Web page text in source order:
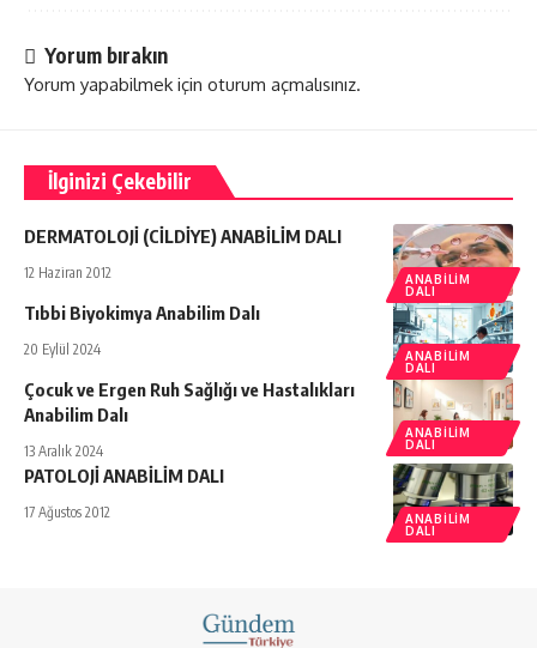
Yorum bırakın
Yorum yapabilmek için oturum açmalısınız.
İlginizi Çekebilir
ANABILIM
DALI
DERMATOLOJİ (CİLDİYE) ANABİLİM DALI
12 Haziran 2012
ANABILIM
DALI
Tıbbi Biyokimya Anabilim Dalı
20 Eylül 2024
ANABILIM
DALI
Çocuk ve Ergen Ruh Sağlığı ve Hastalıkları
Anabilim Dalı
13 Aralık 2024
ANABILIM
DALI
PATOLOJİ ANABİLİM DALI
17 Ağustos 2012